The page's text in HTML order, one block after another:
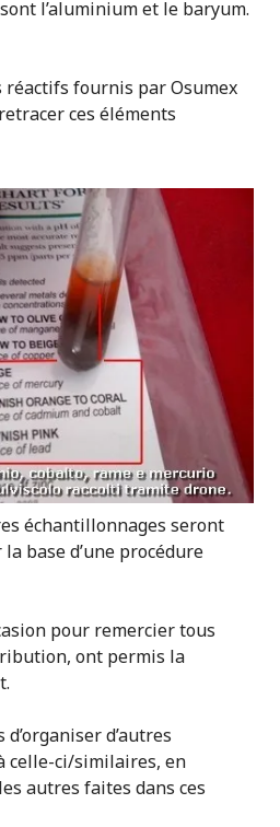
l’aluminium et le baryum.
fournis par Osumex
ces éléments
échantillonnages seront
base d’une procédure
pour remercier tous
ont permis la
d’autres
celle-ci/similaires, en
autres faites dans ces